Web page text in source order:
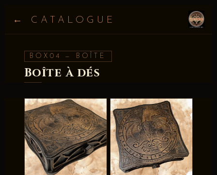
← CATALOGUE
BOX04 — BOÎTE
Boîte à dés